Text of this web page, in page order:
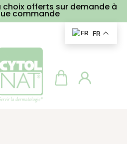
offerts sur demande à
commande
FR